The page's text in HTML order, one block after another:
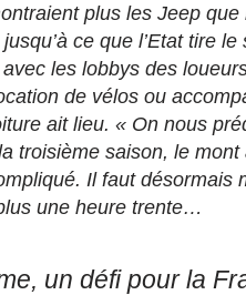
plus les Jeep
ce que l’Etat tire
les lobbys des
de vélos ou
ait lieu. « On nous
troisième saison, le
Il faut désormais
une heure trente…
un défi pour la